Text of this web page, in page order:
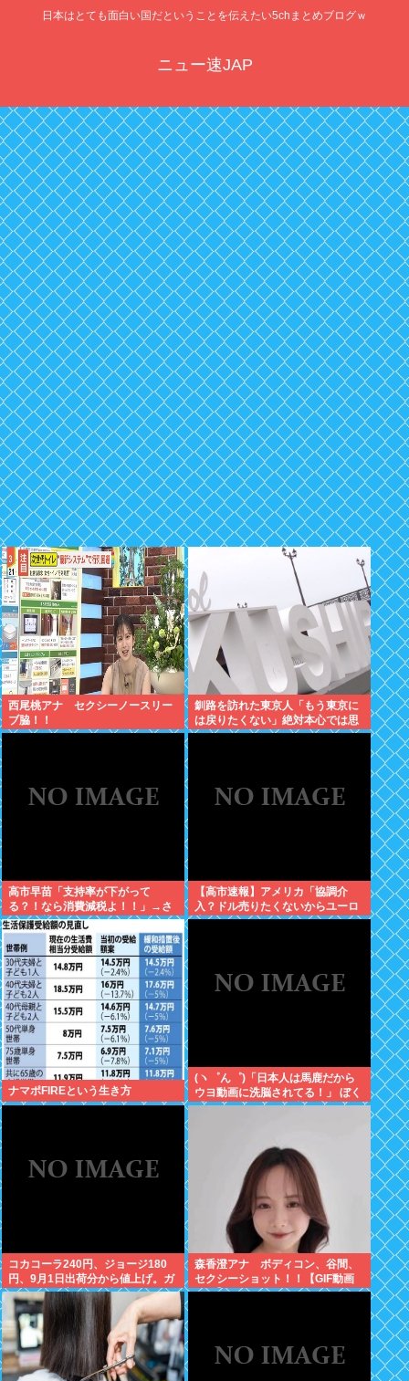
日本はとても面白い国だということを伝えたい5chまとめブログｗ
ニュー速JAP
西尾桃アナ セクシーノースリー
ブ脇！！
釧路を訪れた東京人「もう東京に
は戻りたくない」絶対本心では思
ってないよな
高市早苗「支持率が下がって
る？！なら消費減税よ！！」→さ
らに下落
【高市速報】アメリカ「協調介
入？ドル売りたくないからユーロ
売るわ」EU激怒www
ナマポFIREという生き方
(ヽ゜ん゜)「日本人は馬鹿だから
ウヨ動画に洗脳されてる！」 ぼく
「じゃあサヨ動画で逆に洗脳すれ
コカコーラ240円、ジョージ180
円、9月1日出荷分から値上げ。ガ
ソリンより高いとか意味不明すぎ
る
森香澄アナ ボディコン、谷間、
セクシーショット！！【GIF動画
あり】